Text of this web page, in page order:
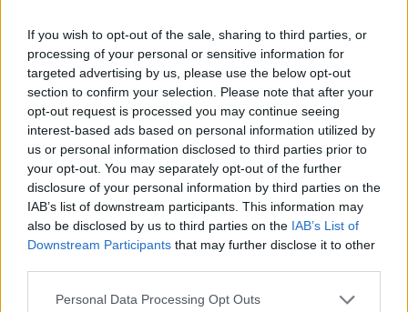
If you wish to opt-out of the sale, sharing to third parties, or
processing of your personal or sensitive information for
targeted advertising by us, please use the below opt-out
section to confirm your selection. Please note that after your
opt-out request is processed you may continue seeing
interest-based ads based on personal information utilized by
us or personal information disclosed to third parties prior to
your opt-out. You may separately opt-out of the further
disclosure of your personal information by third parties on the
IAB’s list of downstream participants. This information may
also be disclosed by us to third parties on the IAB’s List of
Downstream Participants that may further disclose it to other
Please note that this website/app uses one or more Google
Personal Data Processing Opt Outs
Διαβάστε σχετικά
Κατηγορείται πως είναι
«Μαρξιστής» ο νέος πάπας